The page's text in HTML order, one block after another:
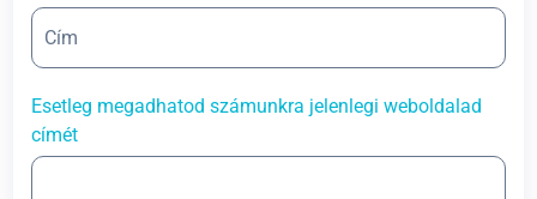
Esetleg megadhatod számunkra jelenlegi weboldalad
címét